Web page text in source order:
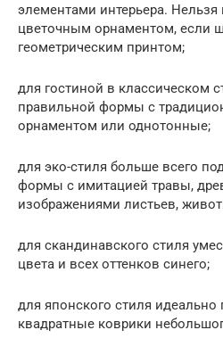
элементами интерьера. Нельзя
цветочным орнаментом, если
геометрическим принтом;
для гостиной в классическом
правильной формы с
орнаментом или однотонные;
для эко-стиля больше всего
формы с имитацией травы,
изображениями листьев,
для скандинавского стиля
цвета и всех оттенков синего;
для японского стиля
квадратные коврики